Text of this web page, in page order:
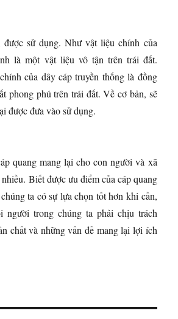
sử dụng. Như vật liệu chính của
là một vật liệu vô tận trên trái đất.
của dây cáp truyền thống là đồng
phong phú trên trái đất. Về cơ bản, sẽ
được đưa vào sử dụng.
quang mang lại cho con người và xã
Biết được ưu điểm của cáp quang
ta có sự lựa chọn tốt hơn khi cần,
người trong chúng ta phải chịu trách
chất và những vấn đề mang lại lợi ích